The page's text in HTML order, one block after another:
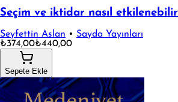
Seçim ve iktidar nasıl etkilenebilir
Seyfettin Aslan • Sayda Yayınları
₺374,00₺440,00
Sepete Ekle